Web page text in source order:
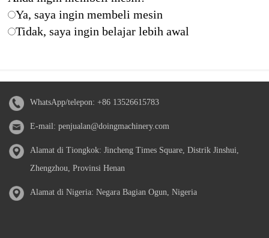
Ya, saya ingin membeli mesin
Tidak, saya ingin belajar lebih awal
WhatsApp/telepon: +86 13526615783
E-mail: penjualan@doingmachinery.com
Alamat di Tiongkok: Jincheng Times Square, Distrik Jinshui,
Zhengzhou, Provinsi Henan
Alamat di Nigeria: Negara Bagian Ogun, Nigeria